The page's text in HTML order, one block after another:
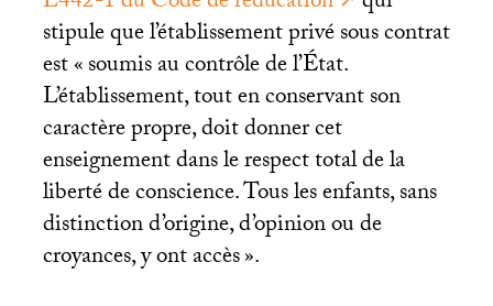
stipule que l’établissement privé sous contrat
est «soumis au contrôle de l’État.
L’établissement, tout en conservant son
caractère propre, doit donner cet
enseignement dans le respect total de la
liberté de conscience. Tous les enfants, sans
distinction d’origine, d’opinion ou de
croyances, y ont accès».